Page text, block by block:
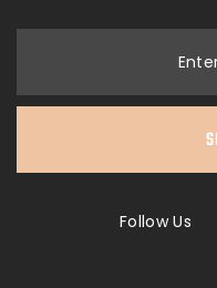
Follow Us